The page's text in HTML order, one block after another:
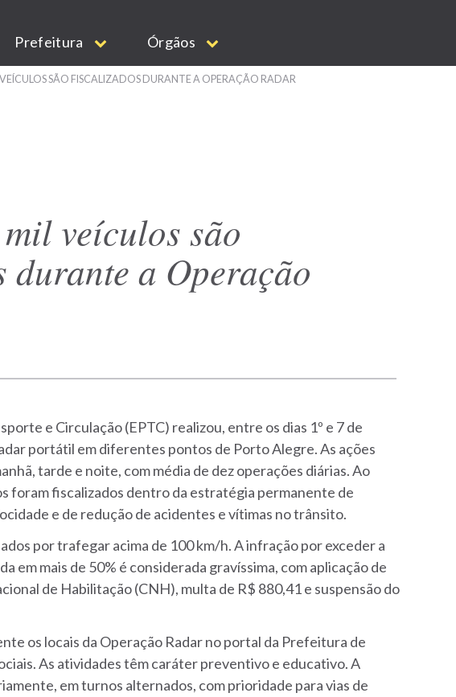
Prefeitura Órgãos
VEÍCULOS SÃO FISCALIZADOS DURANTE A OPERAÇÃO RADAR
veículos são
durante a Operação
e Circulação (EPTC) realizou, entre os dias 1º e 7 de
portátil em diferentes pontos de Porto Alegre. As ações
tarde e noite, com média de dez operações diárias. Ao
foram fiscalizados dentro da estratégia permanente de
e de redução de acidentes e vítimas no trânsito.
por trafegar acima de 100 km/h. A infração por exceder a
em mais de 50% é considerada gravíssima, com aplicação de
de Habilitação (CNH), multa de R$ 880,41 e suspensão do
os locais da Operação Radar no portal da Prefeitura de
As atividades têm caráter preventivo e educativo. A
em turnos alternados, com prioridade para vias de